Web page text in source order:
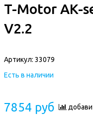
T-Motor AK-
V2.2
Артикул: 33079
Есть в наличии
7854 руб